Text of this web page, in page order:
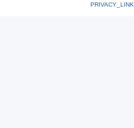
PRIVACY_LINK